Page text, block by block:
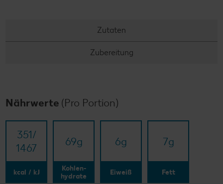
Zutaten
Zubereitung
Nährwerte (Pro Portion)
351/​
1467
kcal / kJ
69g
Kohlen-
hydrate
6g
Eiweiß
7g
Fett